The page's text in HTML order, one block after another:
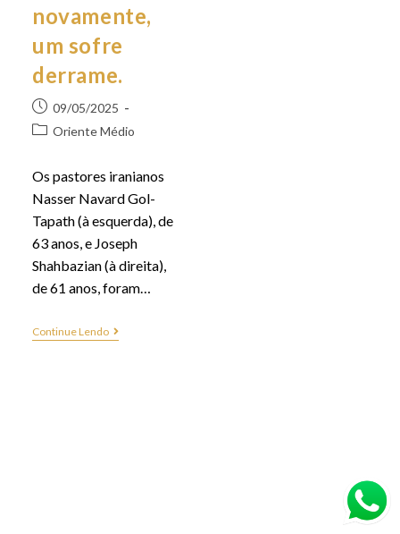
novamente,
um sofre
derrame.
09/05/2025
Oriente Médio
Os pastores iranianos
Nasser Navard Gol-
Tapath (à esquerda), de
63 anos, e Joseph
Shahbazian (à direita),
de 61 anos, foram…
Continue Lendo